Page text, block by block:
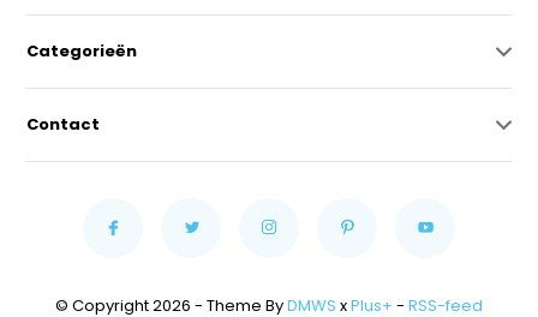
Categorieën
Contact
© Copyright 2026 - Theme ByDMWS xPlus+ - RSS-feed